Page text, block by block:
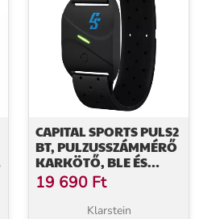
CAPITAL SPORTS PULS2
BT, PULZUSSZÁMMÉRŐ
KARKÖTŐ, BLE ÉS
ANT+, AKKUMULÁTOR:
16 H, 5 PULZUSSZÁMOS
EDZÉSI ZÓNA, IP67
19 690 Ft
Klarstein